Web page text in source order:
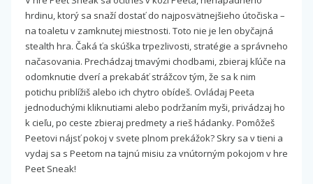
hrdinu, ktorý sa snaží dostať do najposvätnejšieho útočiska –
na toaletu v zamknutej miestnosti. Toto nie je len obyčajná
stealth hra. Čaká ťa skúška trpezlivosti, stratégie a správneho
načasovania. Prechádzaj tmavými chodbami, zbieraj kľúče na
odomknutie dverí a prekabáť strážcov tým, že sa k nim
potichu priblížiš alebo ich chytro obídeš. Ovládaj Peeta
jednoduchými kliknutiami alebo podržaním myši, privádzaj ho
k cieľu, po ceste zbieraj predmety a rieš hádanky. Pomôžeš
Peetovi nájsť pokoj v svete plnom prekážok? Skry sa v tieni a
vydaj sa s Peetom na tajnú misiu za vnútorným pokojom v hre
Peet Sneak!